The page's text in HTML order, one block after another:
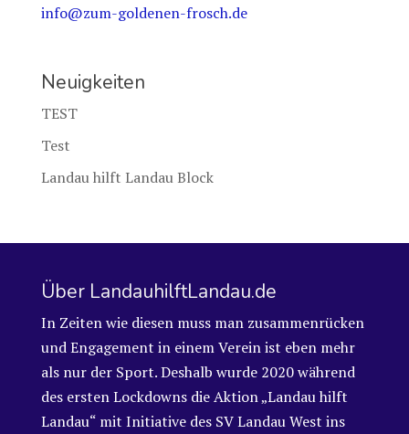
info@zum-goldenen-frosch.de
Neuigkeiten
TEST
Test
Landau hilft Landau Block
Über LandauhilftLandau.de
In Zeiten wie diesen muss man zusammenrücken
und Engagement in einem Verein ist eben mehr
als nur der Sport. Deshalb wurde 2020 während
des ersten Lockdowns die Aktion „Landau hilft
Landau“ mit Initiative des SV Landau West ins